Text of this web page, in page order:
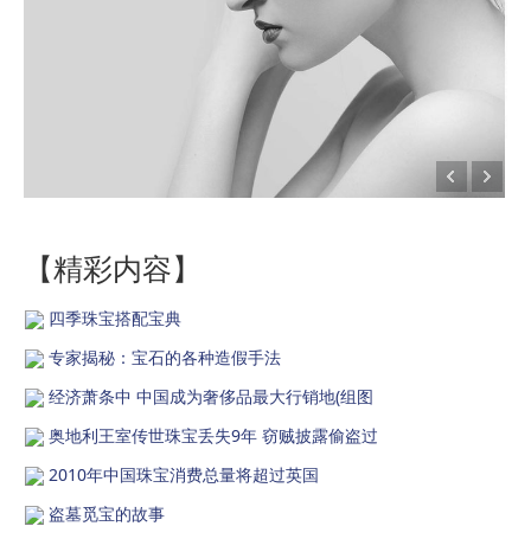
【精彩内容】
四季珠宝搭配宝典
专家揭秘：宝石的各种造假手法
经济萧条中 中国成为奢侈品最大行销地(组图
奥地利王室传世珠宝丢失9年 窃贼披露偷盗过
2010年中国珠宝消费总量将超过英国
盗墓觅宝的故事